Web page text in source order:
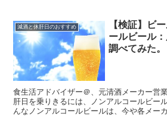
減酒と休肝日のおすすめ
【検証】ビ
ールビール
調べてみた。
食生活アドバイザー＠、元清酒メーカー営業
肝日を乗りきるには、ノンアルコールビールは
んなノンアルコールビールは、今や各メー